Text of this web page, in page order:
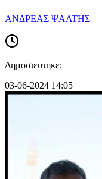
ΑΝΔΡΕΑΣ ΨΑΛΤΗΣ
Δημοσιευτηκε:
03-06-2024 14:05